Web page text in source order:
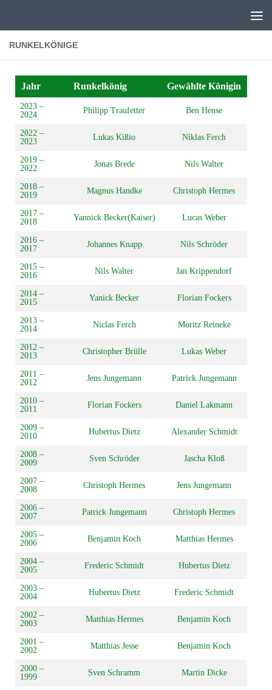
RUNKELKÖNIGE
Jahr Runkelkönig Gewählte Königin
2023 –
2024
Philipp Traufetter Ben Hense
2022 –
2023
Lukas Kißio Niklas Ferch
2019 –
2022
Jonas Brede Nils Walter
2018 –
2019
Magnus Handke Christoph Hermes
2017 –
2018
Yannick Becker(Kaiser) Lucas Weber
2016 –
2017
Johannes Knapp Nils Schröder
2015 –
2016
Nils Walter Jan Krippendorf
2014 –
2015
Yanick Becker Florian Fockers
2013 –
2014
Niclas Ferch Moritz Reineke
2012 –
2013
Christopher Brülle Lukas Weber
2011 –
2012
Jens Jungemann Patrick Jungemann
2010 –
2011
Florian Fockers Daniel Lakmann
2009 –
2010
Hubertus Dietz Alexander Schmidt
2008 –
2009
Sven Schröder Jascha Kloß
2007 –
2008
Christoph Hermes Jens Jungemann
2006 –
2007
Patrick Jungemann Christoph Hermes
2005 –
2006
Benjamin Koch Matthias Hermes
2004 –
2005
Frederic Schmidt Hubertus Dietz
2003 –
2004
Hubertus Dietz Frederic Schmidt
2002 –
2003
Matthias Hermes Benjamin Koch
2001 –
2002
Matthias Jesse Benjamin Koch
2000 –
1999
Sven Schramm Martin Dicke